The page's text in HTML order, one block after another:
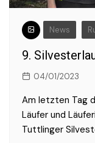
News
9.
04/01/2023
Am letzten Tag
Läufer und
Tuttlinger